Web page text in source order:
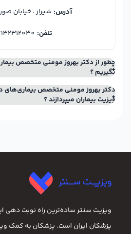
آدرس: شیراز ، خیابان صور
تلفن:
چطور از دکتر بهروز مومنی متخصص
بگیریم ؟
دکتر بهروز مومنی متخصص بیماری‌های
ویزیت بیماران میپردازند ؟
ویزیت سنتر ساده‌ترین راه نوبت‌ دهی
پزشکان ایران است. پزشکان به کمک